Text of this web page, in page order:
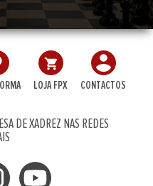
LOJA FPX CONTACTOS
DE XADREZ NAS REDES